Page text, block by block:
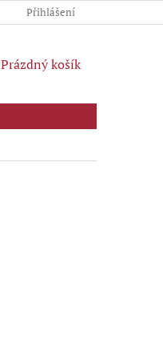
Přihlášení
NÁKUPNÍ
Prázdný košík